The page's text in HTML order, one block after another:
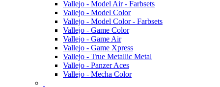
Vallejo - Model Air - Farbsets
Vallejo - Model Color
Vallejo - Model Color - Farbsets
Vallejo - Game Color
Vallejo - Game Air
Vallejo - Game Xpress
Vallejo - True Metallic Metal
Vallejo - Panzer Aces
Vallejo - Mecha Color